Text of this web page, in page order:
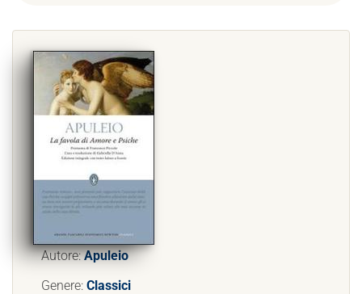
Autore:Apuleio
Genere: Classici